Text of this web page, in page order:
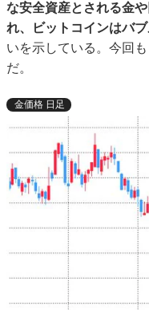
な安全資産とされる金
れ、ビットコインはバ
いを示している。今回
だ。
金価格 日足